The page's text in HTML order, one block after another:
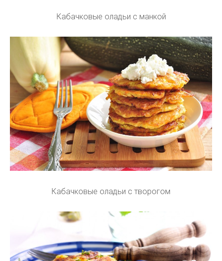
Кабачковые оладьи с манкой
Кабачковые оладьи с творогом